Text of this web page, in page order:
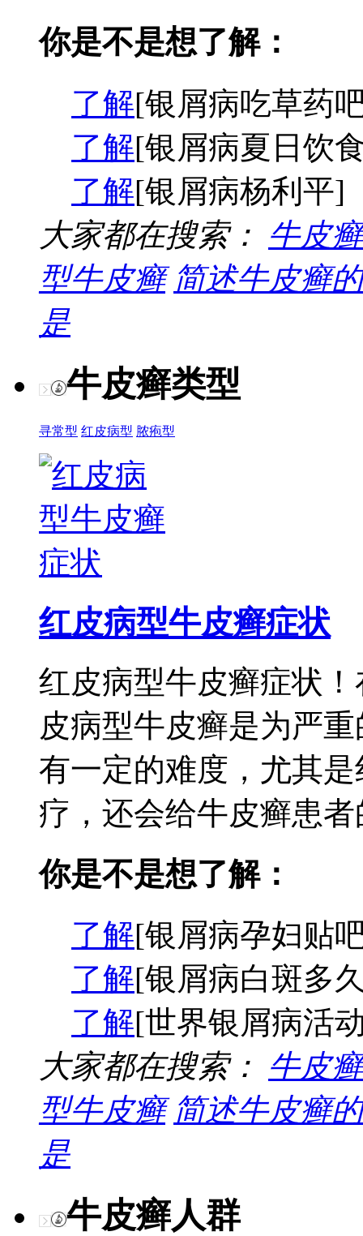
你是不是想了解：
了解[银屑病吃草药
了解[银屑病夏日饮
了解[银屑病杨利平]
大家都在搜索： 牛皮
型牛皮癣 简述牛皮癣
是
牛皮癣类型
寻常型 红皮病型 脓疱型
红皮病型牛皮癣症状
红皮病型牛皮癣症状
皮病型牛皮癣是为严
有一定的难度，尤其
疗，还会给牛皮癣患
你是不是想了解：
了解[银屑病孕妇贴
了解[银屑病白斑多
了解[世界银屑病活
大家都在搜索： 牛皮
型牛皮癣 简述牛皮癣
是
牛皮癣人群